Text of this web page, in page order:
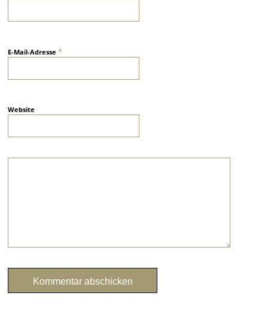
E-Mail-Adresse*
Website